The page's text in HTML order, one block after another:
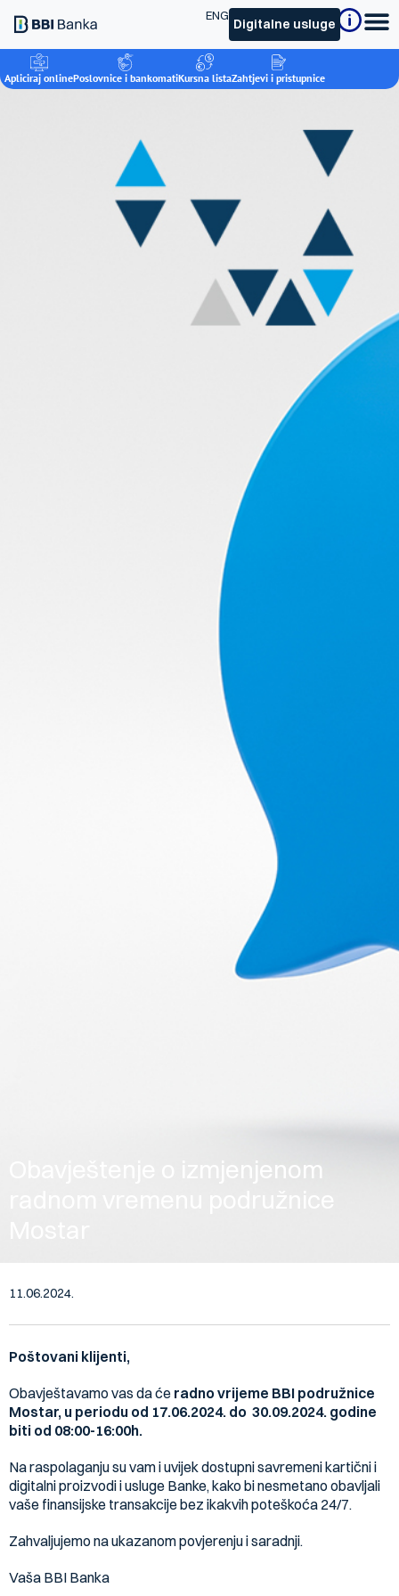
Digitalne usluge
ENG
Obavještenje o izmjenjenom
11.06.2024.
Poštovani klijenti,
Obavještavamo vas da će radno vrijeme BBI podružnice
Mostar, u periodu od 17.06.2024. do 30.09.2024. godine
biti od 08:00-16:00h.
Na raspolaganju su vam i uvijek dostupni savremeni kartični i
digitalni proizvodi i usluge Banke, kako bi nesmetano obavljali
vaše finansijske transakcije bez ikakvih poteškoća 24/7.
Zahvaljujemo na ukazanom povjerenju i saradnji.
Vaša BBI Banka
Apliciraj onlinePoslovnice i bankomatiKursna listaZahtjevi i pristupnice